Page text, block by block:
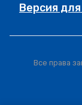
Версия
Все права